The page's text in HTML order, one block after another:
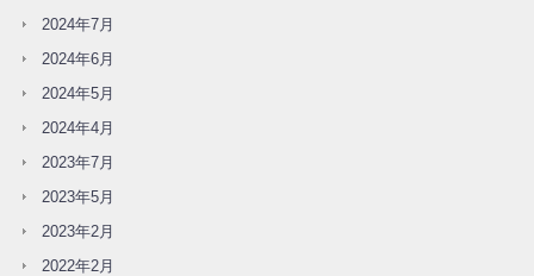
2024年7月
2024年6月
2024年5月
2024年4月
2023年7月
2023年5月
2023年2月
2022年2月